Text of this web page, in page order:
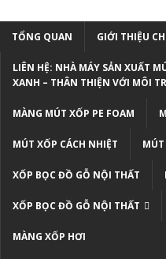
TỔNG QUAN GIỚI THIỆU
LIÊN HỆ: NHÀ MÁY SẢN XUẤT
XANH – THÂN THIỆN VỚI MÔI
MÀNG MÚT XỐP PE FOAM
MÚT XỐP CÁCH NHIỆT
XỐP BỌC ĐỒ GỖ NỘI THẤT
XỐP BỌC ĐỒ GỖ NỘI THẤT
MÀNG XỐP HƠI